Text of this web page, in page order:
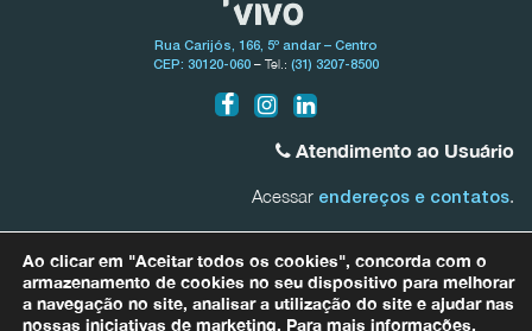
Rua Carijós, 166, 5º andar – Centro
CEP: 30120-060 – Tel.: (31) 3207-8500
Atendimento ao Usuário
Acessar endereços e contatos.
0800.031.1607
Ao clicar em "Aceitar todos os cookies", concorda com o
armazenamento de cookies no seu dispositivo para melhorar
a navegação no site, analisar a utilização do site e ajudar nas
nossas iniciativas de marketing. Para mais informações,